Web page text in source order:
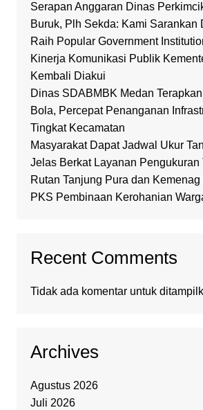
Serapan Anggaran Dinas
Buruk, Plh Sekda: Kami Sarankan
Raih Popular Government
Kinerja Komunikasi Publik
Kembali Diakui
Dinas SDABMBK Medan
Bola, Percepat Penanganan
Tingkat Kecamatan
Masyarakat Dapat Jadwal Ukur
Jelas Berkat Layanan Pengukuran
Rutan Tanjung Pura dan Kemenag
PKS Pembinaan Kerohanian
Recent Comments
Tidak ada komentar untuk
Archives
Agustus 2026
Juli 2026